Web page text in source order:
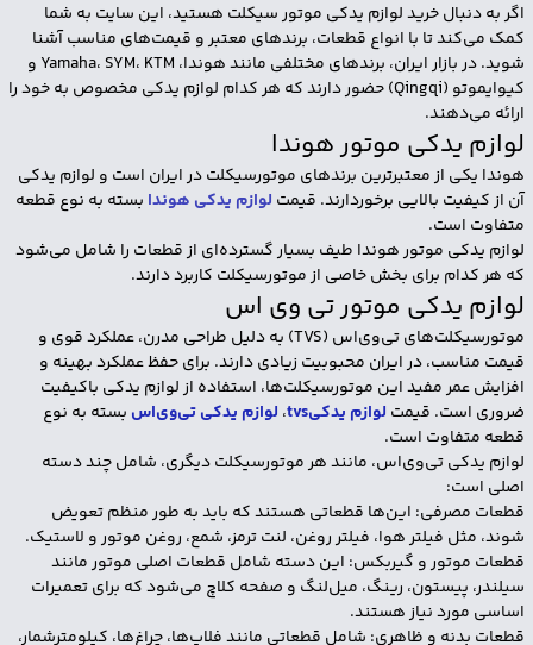
اگر به دنبال خرید لوازم یدکی موتور سیکلت هستید، این سایت به شما
کمک می‌کند تا با انواع قطعات، برندهای معتبر و قیمت‌های مناسب آشنا
شوید. در بازار ایران، برندهای مختلفی مانند هوندا، Yamaha، SYM، KTM و
کیوایموتو (Qingqi) حضور دارند که هر کدام لوازم یدکی مخصوص به خود را
ارائه می‌دهند.
لوازم یدکی موتور هوندا
هوندا یکی از معتبرترین برندهای موتورسیکلت در ایران است و لوازم یدکی
آن از کیفیت بالایی برخوردارند. قیمت لوازم یدکی هوندا بسته به نوع قطعه
متفاوت است.
لوازم یدکی موتور هوندا طیف بسیار گسترده‌ای از قطعات را شامل می‌شود
که هر کدام برای بخش خاصی از موتورسیکلت کاربرد دارند.
لوازم یدکی موتور تی وی اس
موتورسیکلت‌های تی‌وی‌اس (TVS) به دلیل طراحی مدرن، عملکرد قوی و
قیمت مناسب، در ایران محبوبیت زیادی دارند. برای حفظ عملکرد بهینه و
افزایش عمر مفید این موتورسیکلت‌ها، استفاده از لوازم یدکی باکیفیت
ضروری است. قیمت لوازم یدکیtvs ، لوازم یدکی تی‌وی‌اس بسته به نوع
قطعه متفاوت است.
لوازم یدکی تی‌وی‌اس، مانند هر موتورسیکلت دیگری، شامل چند دسته
اصلی است:
قطعات مصرفی: این‌ها قطعاتی هستند که باید به طور منظم تعویض
شوند، مثل فیلتر هوا، فیلتر روغن، لنت ترمز، شمع، روغن موتور و لاستیک.
قطعات موتور و گیربکس: این دسته شامل قطعات اصلی موتور مانند
سیلندر، پیستون، رینگ، میل‌لنگ و صفحه کلاچ می‌شود که برای تعمیرات
اساسی مورد نیاز هستند.
قطعات بدنه و ظاهری: شامل قطعاتی مانند فلاپ‌ها، چراغ‌ها، کیلومترشمار،